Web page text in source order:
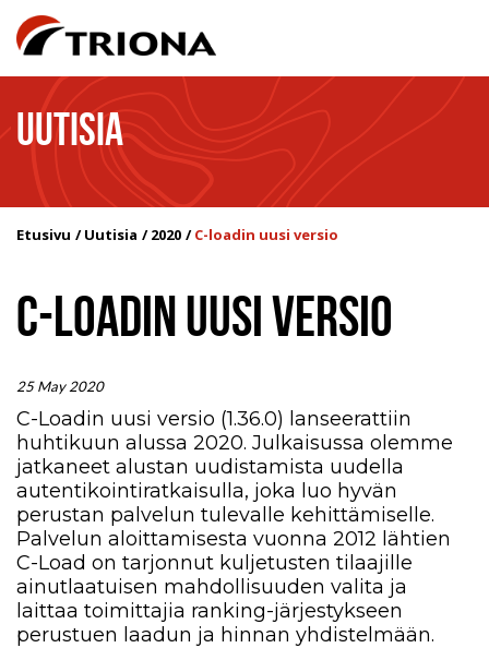
UUTISIA
Etusivu Uutisia 2020 C-loadin uusi versio
C-LOADIN UUSI VERSIO
25 May 2020
C-Loadin uusi versio (1.36.0) lanseerattiin
huhtikuun alussa 2020. Julkaisussa olemme
jatkaneet alustan uudistamista uudella
autentikointiratkaisulla, joka luo hyvän
perustan palvelun tulevalle kehittämiselle.
Palvelun aloittamisesta vuonna 2012 lähtien
C-Load on tarjonnut kuljetusten tilaajille
ainutlaatuisen mahdollisuuden valita ja
laittaa toimittajia ranking-järjestykseen
perustuen laadun ja hinnan yhdistelmään.